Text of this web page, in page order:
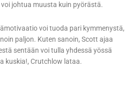
johtua muusta kuin pyörästä.
voi tuoda pari kymmenystä,
paljon. Kuten sanoin, Scott ajaa
sentään voi tulla yhdessä yössä
kuskia!, Crutchlow lataa.